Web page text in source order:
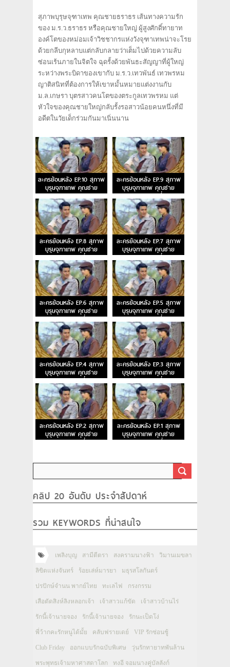
สุภาพบุรุษจุฑาเทพ คุณชายธราธร เส้นทางความรัก
ของ ม.ร.ว.ธราธร หรือคุณชายใหญ่ ผู้สูงศักดิ์ทายาท
องค์โตของหม่อมเจ้าวิชชากรแห่งวังจุฑาเทพน่าจะโรย
ด้วยกลีบกุหลาบแต่กลับกลายว่าเต็มไปด้วยความลับ
ซ่อนเร้นภายในจิตใจ ฉุดรั้งด้วยพันธะสัญญาที่ผู้ใหญ่
ระหว่างพระบิดาของเขากับ ม.ร.ว.เทวพันธ์ เทวพรหม
ญาติสนิทที่ต้องการให้เขาหมั้นหมายแต่งงานกับ
ม.ล.เกษรา บุตรสาวคนโตของตระกูลเทวพรหม แต่
หัวใจของคุณชายใหญ่กลับรั้งรอสาวน้อยคนหนึ่งที่มี
อดีตในวัยเด็กร่วมกันมาเนิ่นนาน
ละครย้อนหลัง EP.10 สุภาพ
บุรุษจุฑาเทพ คุณชาย
ธราธร ตอนจบ
ละครย้อนหลัง EP.9 สุภาพ
บุรุษจุฑาเทพ คุณชาย
ธราธร ตอนที่ 9
ละครย้อนหลัง EP.8 สุภาพ
บุรุษจุฑาเทพ คุณชาย
ธราธร ตอนที่ 8
ละครย้อนหลัง EP.7 สุภาพ
บุรุษจุฑาเทพ คุณชาย
ธราธร ตอนที่ 7
ละครย้อนหลัง EP.6 สุภาพ
บุรุษจุฑาเทพ คุณชาย
ธราธร ตอนที่ 6
ละครย้อนหลัง EP.5 สุภาพ
บุรุษจุฑาเทพ คุณชาย
ธราธร ตอนที่ 5
ละครย้อนหลัง EP.4 สุภาพ
บุรุษจุฑาเทพ คุณชาย
ธราธร ตอนที่ 4
ละครย้อนหลัง EP.3 สุภาพ
บุรุษจุฑาเทพ คุณชาย
ธราธร ตอนที่ 3
ละครย้อนหลัง EP.2 สุภาพ
บุรุษจุฑาเทพ คุณชาย
ธราธร ตอนที่ 2
ละครย้อนหลัง EP.1 สุภาพ
บุรุษจุฑาเทพ คุณชาย
ธราธร ตอนที่ 1
คลิป 20 อันดับ ประจำสัปดาห์
รวม KEYWORDS ที่น่าสนใจ
เพลิงบุญ สามีตีตรา สงครามนางฟ้า วิมานเมขลา
ลิขิตแห่งจันทร์ ร้อยเล่ห์มารยา มธุรสโลกันตร์
ปรปักษ์จำนน พากย์ไทย ทะเลไฟ กรงกรรม
เสือตัดสิงห์ลิงหลอกเจ้า เจ้าสาวแก้ขัด เจ้าสาวบ้านไร่
รักนี้เจ้านายจอง รักนี้เจ้านายจอง รักนะเป็ดโง่
พี่ว้ากคะรักหนูได้มั้ย คลับฟรายเดย์ VIP รักซ่อนชู้
Club Friday ออกแบบรักฉบับพิเศษ วุ่นรักทายาทพันล้าน
พระพุทธเจ้ามหาศาสดาโลก ทงอี จอมนางคู่บัลลังก์